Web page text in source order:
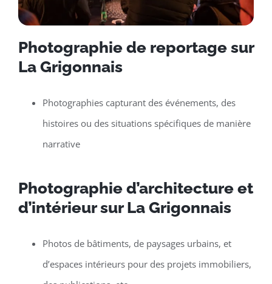
Photographie de reportage sur
La Grigonnais
Photographies capturant des événements, des
histoires ou des situations spécifiques de manière
narrative
Photographie d’architecture et
d’intérieur sur La Grigonnais
Photos de bâtiments, de paysages urbains, et
d’espaces intérieurs pour des projets immobiliers,